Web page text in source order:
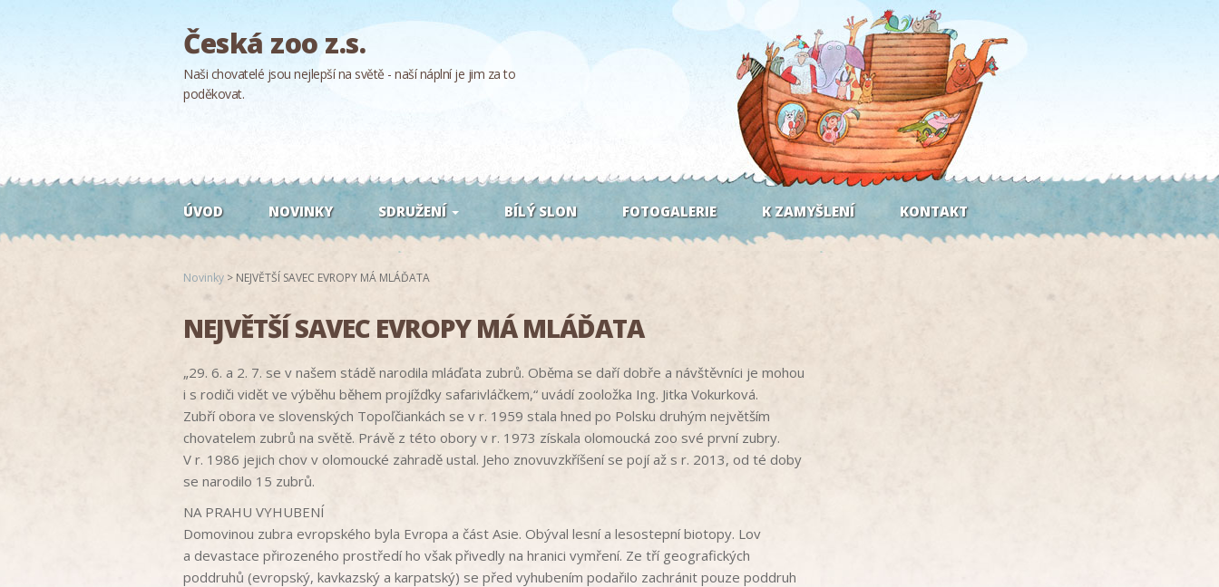
Česká zoo z.s.
Naši chovatelé jsou nejlepší na světě - naší náplní je jim za to
poděkovat.
ÚVOD NOVINKY SDRUŽENÍ BÍLÝ SLON FOTOGALERIE K ZAMYŠLENÍ KONTAKT
Novinky > NEJVĚTŠÍ SAVEC EVROPY MÁ MLÁĎATA
NEJVĚTŠÍ SAVEC EVROPY MÁ MLÁĎATA
„29. 6. a 2. 7. se v našem stádě narodila mláďata zubrů. Oběma se daří dobře a návštěvníci je mohou
i s rodiči vidět ve výběhu během projížďky safarivláčkem,“ uvádí zooložka Ing. Jitka Vokurková.
Zubří obora ve slovenských Topoľčiankách se v r. 1959 stala hned po Polsku druhým největším
chovatelem zubrů na světě. Právě z této obory v r. 1973 získala olomoucká zoo své první zubry.
V r. 1986 jejich chov v olomoucké zahradě ustal. Jeho znovuvzkříšení se pojí až s r. 2013, od té doby
se narodilo 15 zubrů.
NA PRAHU VYHUBENÍ
Domovinou zubra evropského byla Evropa a část Asie. Obýval lesní a lesostepní biotopy. Lov
a devastace přirozeného prostředí ho však přivedly na hranici vymření. Ze tří geografických
poddruhů (evropský, kavkazský a karpatský) se před vyhubením podařilo zachránit pouze poddruh